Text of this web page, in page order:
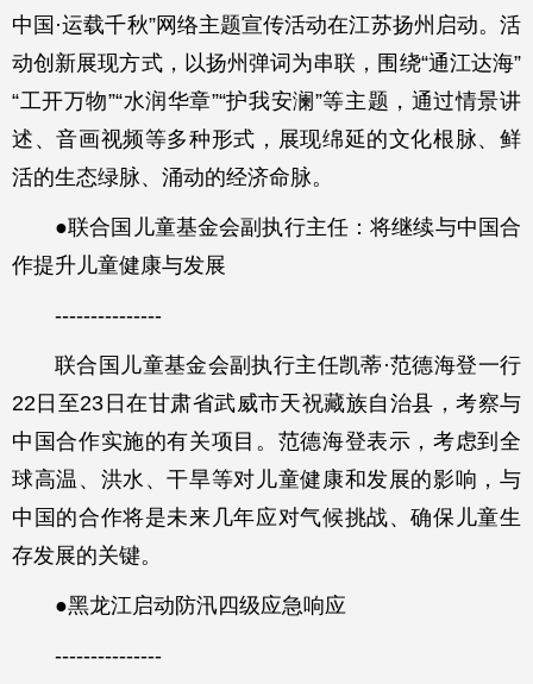
中国·运载千秋”网络主题宣传活动在江苏扬州启动。活
动创新展现方式，以扬州弹词为串联，围绕“通江达海”
“工开万物”“水润华章”“护我安澜”等主题，通过情景讲
述、音画视频等多种形式，展现绵延的文化根脉、鲜
活的生态绿脉、涌动的经济命脉。
●联合国儿童基金会副执行主任：将继续与中国合
作提升儿童健康与发展
---------------
联合国儿童基金会副执行主任凯蒂·范德海登一行
22日至23日在甘肃省武威市天祝藏族自治县，考察与
中国合作实施的有关项目。范德海登表示，考虑到全
球高温、洪水、干旱等对儿童健康和发展的影响，与
中国的合作将是未来几年应对气候挑战、确保儿童生
存发展的关键。
●黑龙江启动防汛四级应急响应
---------------